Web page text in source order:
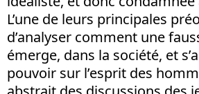
L’une de leurs principales
d’analyser comment une
émerge, dans la société, et
pouvoir sur l’esprit des